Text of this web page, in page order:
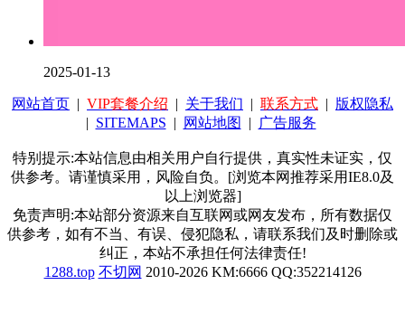
2025-01-13
网站首页 | VIP套餐介绍 | 关于我们 | 联系方式 | 版权隐私
| SITEMAPS | 网站地图 | 广告服务
特别提示:本站信息由相关用户自行提供，真实性未证实，仅
供参考。请谨慎采用，风险自负。[浏览本网推荐采用IE8.0及
以上浏览器]
免责声明:本站部分资源来自互联网或网友发布，所有数据仅
供参考，如有不当、有误、侵犯隐私，请联系我们及时删除或
纠正，本站不承担任何法律责任!
1288.top 不切网 2010-2026 KM:6666 QQ:352214126